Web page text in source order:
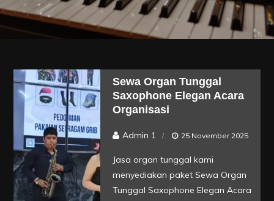
Sewa Organ Tunggal
Saxophone Elegan Acara
Organisasi
Admin 1 25 November 2025
Jasa organ tunggal kami
menyediakan paket Sewa Organ
Tunggal Saxophone Elegan Acara